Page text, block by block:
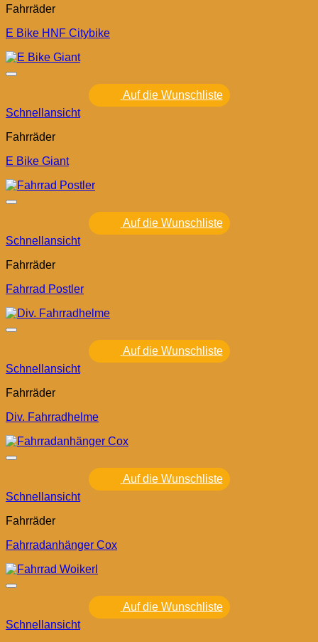
Fahrräder
E Bike HNF Citybike
Auf die Wunschliste
Schnellansicht
Fahrräder
E Bike Giant
Auf die Wunschliste
Schnellansicht
Fahrräder
Fahrrad Postler
Auf die Wunschliste
Schnellansicht
Fahrräder
Div. Fahrradhelme
Auf die Wunschliste
Schnellansicht
Fahrräder
Fahrradanhänger Cox
Auf die Wunschliste
Schnellansicht